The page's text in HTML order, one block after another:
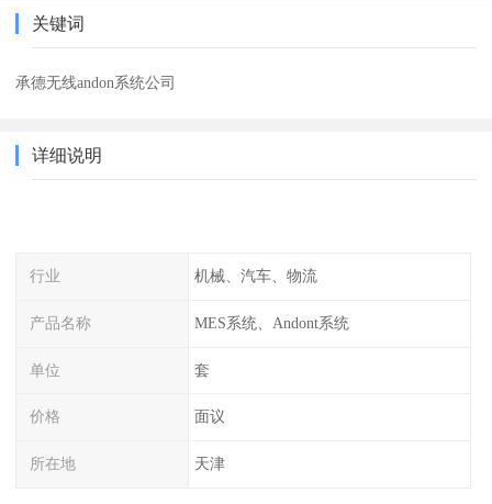
关键词
承德无线andon系统公司
详细说明
行业 机械、汽车、物流
产品名称 MES系统、Andont系统
单位 套
价格 面议
所在地 天津